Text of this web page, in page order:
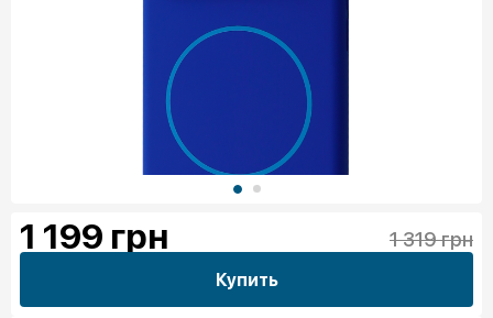
1 199 грн 1 319 грн
Купить